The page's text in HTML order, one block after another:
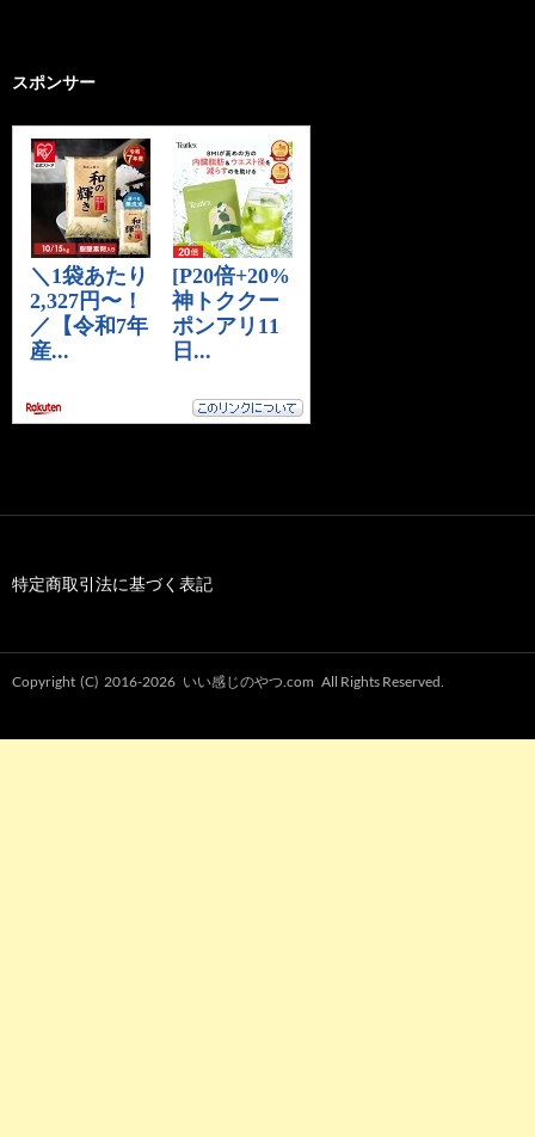
スポンサー
特定商取引法に基づく表記
Copyright (C) 2016-2026 いい感じのやつ.com All Rights Reserved.